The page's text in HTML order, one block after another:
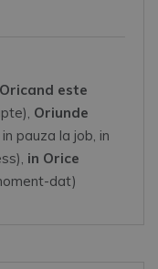
Oricand este
Oriunde
pauza la job, in
in Orice
dat)